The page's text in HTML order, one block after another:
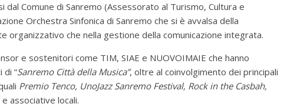
Comune di Sanremo (Assessorato al Turismo, Cultura e
Orchestra Sinfonica di Sanremo che si è avvalsa della
organizzativo che nella gestione della comunicazione integrata.
e sostenitori come TIM, SIAE e NUOVOIMAIE che hanno
di “Sanremo Città della Musica”, oltre al coinvolgimento dei principali
Premio Tenco, UnoJazz Sanremo Festival, Rock in the Casbah,
associative locali.